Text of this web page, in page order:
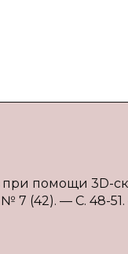
помощи 3D-
7 (42). — С. 48-51.